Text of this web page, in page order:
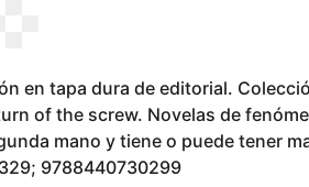
en tapa dura de editorial.
of the screw. Novelas de
mano y tiene o puede tener
9788440730299